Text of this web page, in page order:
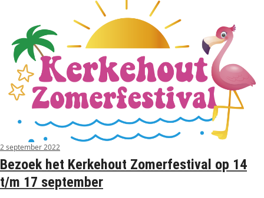
2 september 2022
Bezoek het Kerkehout Zomerfestival op 14
t/m 17 september